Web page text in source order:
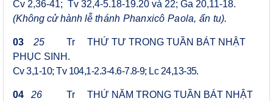
Cv 2,36-41; Tv 32,4-5.18-19.20 và 22; Ga 20,11-18.
(Không cử hành lễ thánh Phanxicô Paola, ẩn tu).
03 25 Tr THỨ TƯ TRONG TUẦN BÁT NHẬT
PHỤC SINH .
Cv 3,1-10; Tv 104,1-2.3-4.6-7.8-9; Lc 24,13-35.
04 26 Tr THỨ NĂM TRONG TUẦN BÁT NHẬT